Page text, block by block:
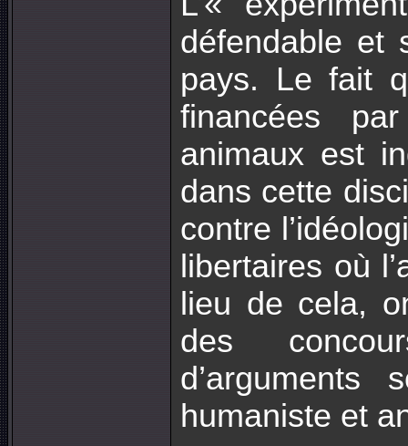
défendable et
pays. Le fait
financées
animaux est
dans cette
contre
libertaires où
lieu de cela,
des
d’arguments
humaniste et